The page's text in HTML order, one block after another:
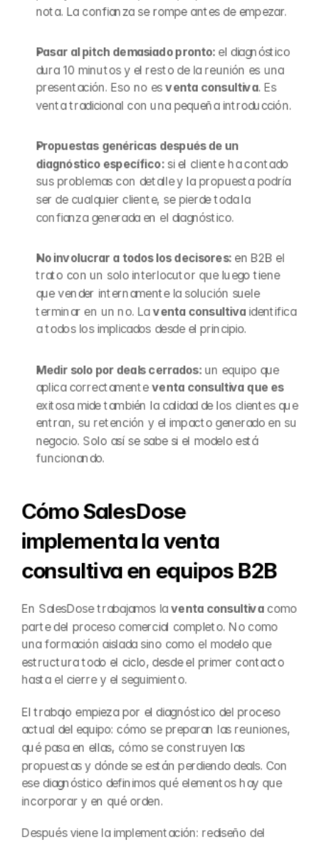
nota. La confianza se rompe antes de empezar.
Pasar al pitch demasiado pronto: el diagnóstico
dura 10 minutos y el resto de la reunión es una
presentación. Eso no es venta consultiva. Es
venta tradicional con una pequeña introducción.
Propuestas genéricas después de un
diagnóstico específico: si el cliente ha contado
sus problemas con detalle y la propuesta podría
ser de cualquier cliente, se pierde toda la
confianza generada en el diagnóstico.
No involucrar a todos los decisores: en B2B el
trato con un solo interlocutor que luego tiene
que vender internamente la solución suele
terminar en un no. La venta consultiva identifica
a todos los implicados desde el principio.
Medir solo por deals cerrados: un equipo que
aplica correctamente venta consultiva que es
exitosa mide también la calidad de los clientes que
entran, su retención y el impacto generado en su
negocio. Solo así se sabe si el modelo está
funcionando.
Cómo SalesDose
implementa la venta
consultiva en equipos B2B
En SalesDose trabajamos la venta consultiva como
parte del proceso comercial completo. No como
una formación aislada sino como el modelo que
estructura todo el ciclo, desde el primer contacto
hasta el cierre y el seguimiento.
El trabajo empieza por el diagnóstico del proceso
actual del equipo: cómo se preparan las reuniones,
qué pasa en ellas, cómo se construyen las
propuestas y dónde se están perdiendo deals. Con
ese diagnóstico definimos qué elementos hay que
incorporar y en qué orden.
Después viene la implementación: rediseño del